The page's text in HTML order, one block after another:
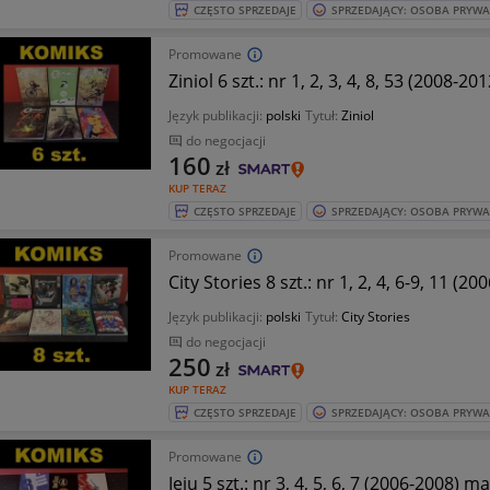
CZĘSTO SPRZEDAJE SPRZEDAJĄCY: OSOBA
Promowane
Ziniol 6 szt.: nr 1, 2, 3, 4, 8, 53 (2008-
Język publikacji: polski Tytuł: Ziniol
do negocjacji
KUP TERAZ
160 zł
CZĘSTO SPRZEDAJE SPRZEDAJĄCY: OSOBA
Promowane
City Stories 8 szt.: nr 1, 2, 4, 6-9, 11
Język publikacji: polski Tytuł: City Stories
do negocjacji
KUP TERAZ
250 zł
CZĘSTO SPRZEDAJE SPRZEDAJĄCY: OSOBA
Promowane
Jeju 5 szt.: nr 3, 4, 5, 6, 7 (2006-2008)